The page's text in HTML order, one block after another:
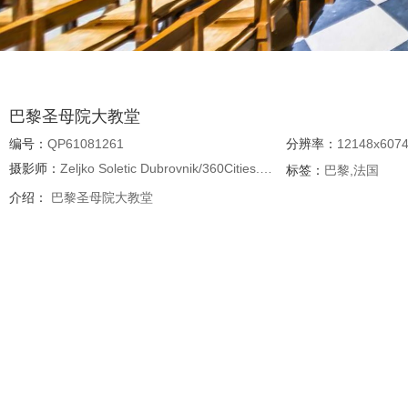
巴黎圣母院大教堂
编号： QP61081261 分辨率： 12148x6074
摄影师：
标签： 巴黎,法国
介绍：
巴黎圣母院大教堂